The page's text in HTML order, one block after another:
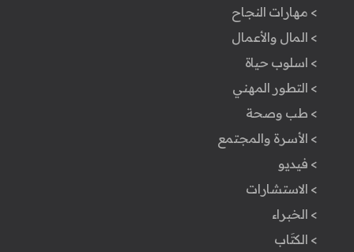
> مهارات النجاح
> المال والأعمال
> اسلوب حياة
> التطور المهني
> طب وصحة
> الأسرة والمجتمع
> فيديو
> الاستشارات
> الخبراء
> الكتَاب